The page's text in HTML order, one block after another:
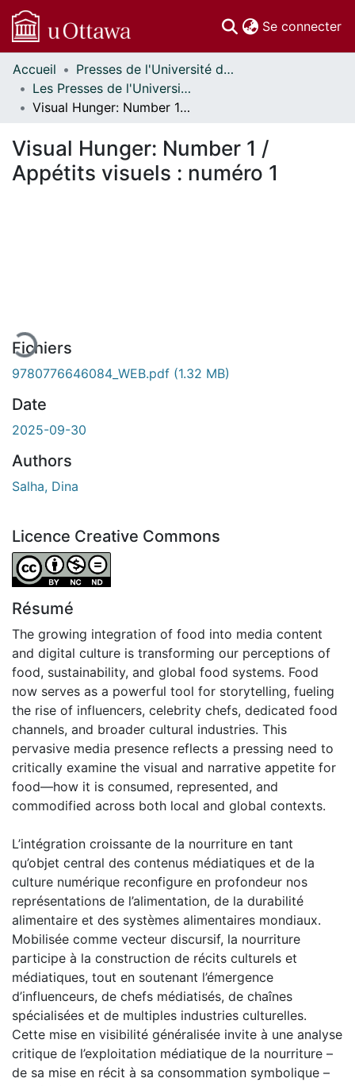
Se connecter
Communautés
et collections
Parcourir
À propos
Accueil
Presses de l'Université d'Ottawa // University of Ottawa Press
Les Presses de l'Université d'Ottawa - Publications en libre accès // University of Ottawa Press - Open Access Publications
Visual Hunger: Number 1 / Appétits visuels : numéro 1
Visual Hunger: Number 1 /
Appétits visuels : numéro 1
Fichiers
9780776646084_WEB.pdf (1.32 MB)
Date
2025-09-30
Authors
Salha, Dina
Licence Creative Commons
Attribution-NonCommercial-NoDerivatives 4.0
Résumé
The growing integration of food into media content
and digital culture is transforming our perceptions of
food, sustainability, and global food systems. Food
now serves as a powerful tool for storytelling, fueling
the rise of influencers, celebrity chefs, dedicated food
channels, and broader cultural industries. This
pervasive media presence reflects a pressing need to
critically examine the visual and narrative appetite for
food—how it is consumed, represented, and
commodified across both local and global contexts.
L’intégration croissante de la nourriture en tant
qu’objet central des contenus médiatiques et de la
culture numérique reconfigure en profondeur nos
représentations de l’alimentation, de la durabilité
alimentaire et des systèmes alimentaires mondiaux.
Mobilisée comme vecteur discursif, la nourriture
participe à la construction de récits culturels et
médiatiques, tout en soutenant l’émergence
d’influenceurs, de chefs médiatisés, de chaînes
spécialisées et de multiples industries culturelles.
Cette mise en visibilité généralisée invite à une analyse
critique de l’exploitation médiatique de la nourriture –
de sa mise en récit à sa consommation symbolique –